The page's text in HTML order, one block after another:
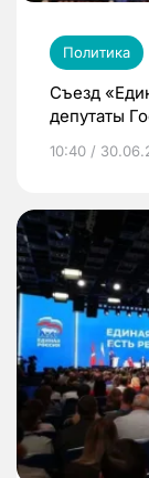
Политика
Съезд
депутаты
10:40 /